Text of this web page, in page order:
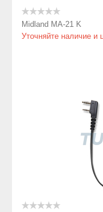
Midland MA-21 K
Уточняйте наличие и